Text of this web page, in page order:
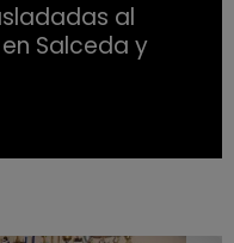
al
Salceda y